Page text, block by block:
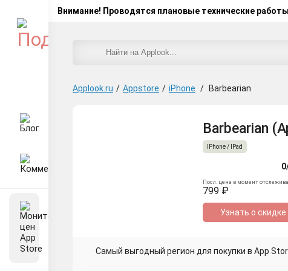
Внимание! Проводятся плановые технические работы
Applook.ru / Appstore / iPhone / Barbearian
Barbearian
IPhone / IPad
Посл. цена в момент
799 ₽
Узнать о скидке
Самый выгодный регион для покупки в App